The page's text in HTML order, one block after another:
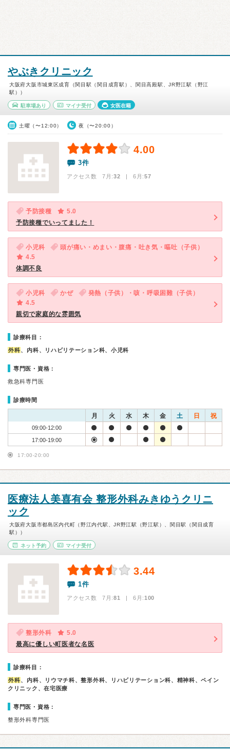
やぶきクリニック
大阪府大阪市城東区成育（関目駅（関目成育駅）、関目高殿駅、JR野江駅（野江
駅））
駐車場あり マイナ受付 女医在籍
土曜（〜12:00） 夜（〜20:00）
4.00
3件
アクセス数 7月:32 | 6月:57
予防接種
5.0
予防接種でいってました！
小児科
頭が痛い・めまい・腹痛・吐き気・嘔吐（子供）
4.5
体調不良
小児科 かぜ
発熱（子供）・咳・呼吸困難（子供）
4.5
親切で家庭的な雰囲気
診療科目：
外科、内科、リハビリテーション科、小児科
専門医・資格：
救急科専門医
診療時間
月 火 水 木 金 土 日 祝
09:00-12:00
17:00-19:00
17:00-20:00
医療法人美喜有会 整形外科みきゆうクリニ
ック
大阪府大阪市都島区内代町（野江内代駅、JR野江駅（野江駅）、関目駅（関目成育
駅））
ネット予約 マイナ受付
3.44
1件
アクセス数 7月:81 | 6月:100
整形外科
5.0
最高に優しい町医者な名医
診療科目：
外科、内科、リウマチ科、整形外科、リハビリテーション科、精神科、ペイン
クリニック、在宅医療
専門医・資格：
整形外科専門医